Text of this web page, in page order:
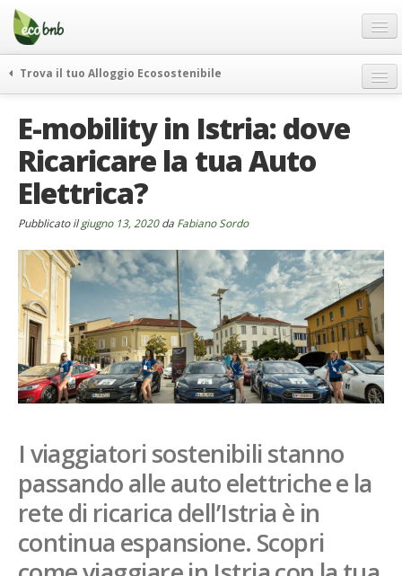
Menu
Salta
contenuto
Offerte Speciali
Regali
FAQ
Chi Siamo
Partner
Contatti
Italiano
German
English
Spanish
Italiano
Trova il tuo Alloggio Ecosostenibile
itinerari
curiosità
vivere e viaggiare verde
rassegna stampa
E-mobility in Istria: dove
Ricaricare la tua Auto
Elettrica?
Pubblicato ilgiugno 13, 2020da Fabiano Sordo
I viaggiatori sostenibili stanno
passando alle auto elettriche e la
rete di ricarica dell’Istria è in
continua espansione. Scopri